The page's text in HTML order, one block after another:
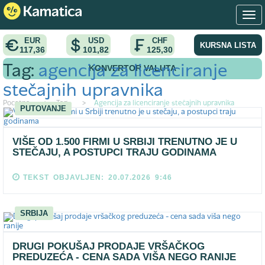
EUR
117,36
USD
101,82
CHF
125,30 KURSNA LISTA
KONVERTOR VALUTA
Pocetna > Tag > Agencija za licenciranje stečajnih upravnika
Tag: agencija za licenciranje
stečajnih upravnika
PUTOVANJE
VIŠE OD 1.500 FIRMI U SRBIJI TRENUTNO JE U
STEČAJU, A POSTUPCI TRAJU GODINAMA
TEKST OBJAVLJEN: 20.07.2026 9:46
SRBIJA
DRUGI POKUŠAJ PRODAJE VRŠAČKOG
PREDUZEĆA - CENA SADA VIŠA NEGO RANIJE